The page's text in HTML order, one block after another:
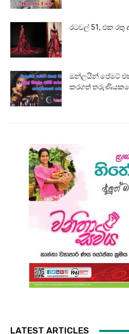
රටවල් 51, එක රතු
ඔන්ලයින් පේමට්
කරගත්
LATEST ARTICLES